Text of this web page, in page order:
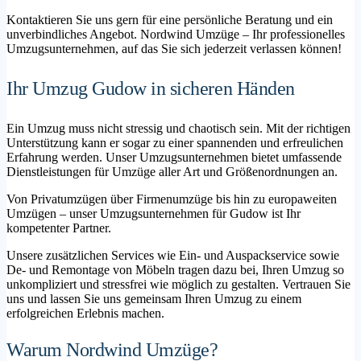
Kontaktieren Sie uns gern für eine persönliche Beratung und ein
unverbindliches Angebot. Nordwind Umzüge – Ihr professionelles
Umzugsunternehmen, auf das Sie sich jederzeit verlassen können!
Ihr Umzug Gudow in sicheren Händen
Ein Umzug muss nicht stressig und chaotisch sein. Mit der richtigen
Unterstützung kann er sogar zu einer spannenden und erfreulichen
Erfahrung werden. Unser Umzugsunternehmen bietet umfassende
Dienstleistungen für Umzüge aller Art und Größenordnungen an.
Von Privatumzügen über Firmenumzüge bis hin zu europaweiten
Umzügen – unser Umzugsunternehmen für Gudow ist Ihr
kompetenter Partner.
Unsere zusätzlichen Services wie Ein- und Auspackservice sowie
De- und Remontage von Möbeln tragen dazu bei, Ihren Umzug so
unkompliziert und stressfrei wie möglich zu gestalten. Vertrauen Sie
uns und lassen Sie uns gemeinsam Ihren Umzug zu einem
erfolgreichen Erlebnis machen.
Warum Nordwind Umzüge?